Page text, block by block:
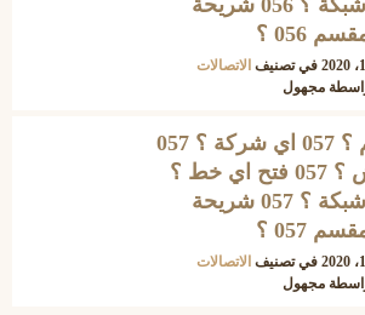
056 اي شبكة ؟ 056 شريحة
056 ؟
في تصنيف الاتصالات
مجهول
057 رقم ؟ 057 اي شركة ؟ 057
رقم ايش ؟ 057 فتح اي خط ؟
057 اي شبكة ؟ 057 شريحة
057 ؟
في تصنيف الاتصالات
مجهول